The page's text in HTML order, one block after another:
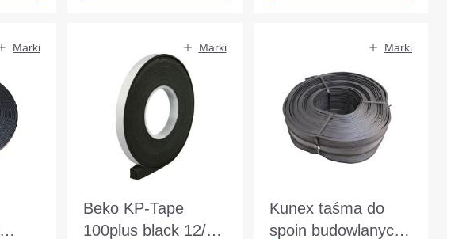
Marki Marki
Beko KP-Tape
100plus black 12/20
Marki
Kunex taśma do
spoin budowlanych